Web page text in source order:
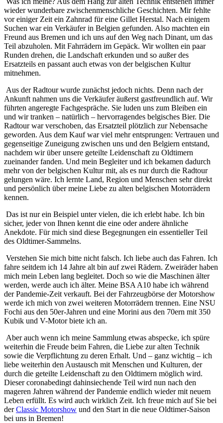
wieder wunderbare zwischenmenschliche Geschichten. Mir fehlte
vor einiger Zeit ein Zahnrad für eine Gillet Herstal. Nach einigem
Suchen war ein Verkäufer in Belgien gefunden. Also machten ein
Freund aus Bremen und ich uns auf den Weg nach Dinant, um das
Teil abzuholen. Mit Fahrrädern im Gepäck. Wir wollten ein paar
Runden drehen, die Landschaft erkunden und so außer des
Ersatzteils en passant auch etwas von der belgischen Kultur
mitnehmen.
Aus der Radtour wurde zunächst jedoch nichts. Denn nach der
Ankunft nahmen uns die Verkäufer äußerst gastfreundlich auf. Wir
führten angeregte Fachgespräche. Sie luden uns zum Bleiben ein
und wir tranken – natürlich – hervorragendes belgisches Bier. Die
Radtour war verschoben, das Ersatzteil plötzlich zur Nebensache
geworden. Aus dem Kauf war viel mehr entsprungen: Vertrauen und
gegenseitige Zuneigung zwischen uns und den Belgiern entstand,
nachdem wir über unsere geteilte Leidenschaft zu Oldtimern
zueinander fanden. Und mein Begleiter und ich bekamen dadurch
mehr von der belgischen Kultur mit, als es nur durch die Radtour
gelungen wäre. Ich lernte Land, Region und Menschen sehr direkt
und persönlich über meine Liebe zu alten belgischen Motorrädern
kennen.
Das ist nur ein Beispiel unter vielen, die ich erlebt habe. Ich bin
sicher, jeder von Ihnen kennt die eine oder andere ähnliche
Anekdote. Für mich sind diese Begegnungen ein essentieller Teil
des Oldtimer-Sammelns.
Verstehen Sie mich bitte nicht falsch. Ich liebe auch das Fahren. Ich
fahre seitdem ich 14 Jahre alt bin auf zwei Rädern. Zweiräder haben
mich mein Leben lang begleitet. Doch so wie die Maschinen älter
werden, werde auch ich älter. Meine BSA A10 habe ich während
der Pandemie-Zeit verkauft. Bei der Fahrzeugbörse der Motorshow
werde ich mich von zwei weiteren Motorrädern trennen. Eine NSU
Fochi aus den 50er-Jahren und eine Morini aus den 70ern mit 350
Kubik und V-Motor biete ich an.
Aber auch wenn ich meine Sammlung etwas abspecke, ich spüre
weiterhin die Freude beim Fahren, die Liebe zur alten Technik
sowie die Verpflichtung zu deren Erhalt. Und – ganz wichtig – ich
liebe weiterhin den Austausch mit Menschen und Kulturen, der
durch die geteilte Leidenschaft zu den Oldtimern möglich wird.
Dieser coronabedingt dahinsiechende Teil wird nun nach den
mageren Jahren während der Pandemie endlich wieder mit neuem
Leben erfüllt. Es wird auch wirklich Zeit. Ich freue mich auf Sie bei
derClassic Motorshow und den Start in die neue Oldtimer-Saison
bei uns in Bremen!